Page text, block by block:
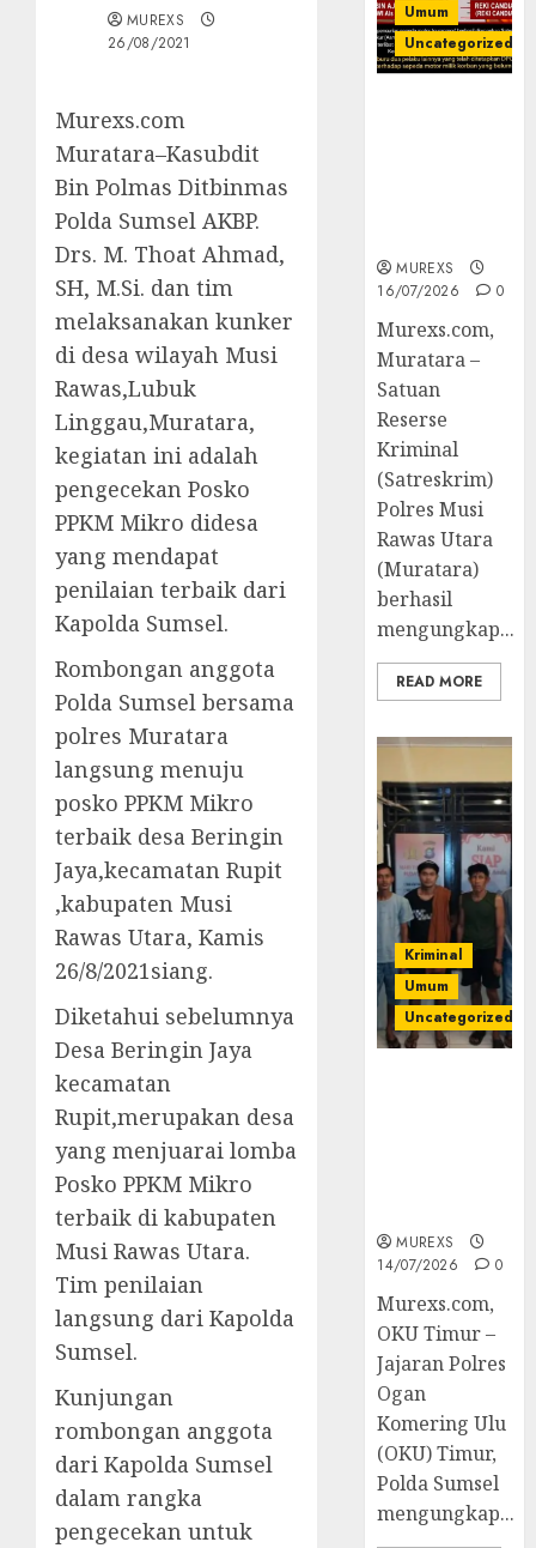
MUREXS
26/08/2021
Murexs.com
Muratara–Kasubdit
Bin Polmas Ditbinmas
Polda Sumsel AKBP.
Drs. M. Thoat Ahmad,
SH, M.Si. dan tim
melaksanakan kunker
di desa wilayah Musi
Rawas,Lubuk
Linggau,Muratara,
kegiatan ini adalah
pengecekan Posko
PPKM Mikro didesa
yang mendapat
penilaian terbaik dari
Kapolda Sumsel.
Rombongan anggota
Polda Sumsel bersama
polres Muratara
langsung menuju
posko PPKM Mikro
terbaik desa Beringin
Jaya,kecamatan Rupit
,kabupaten Musi
Rawas Utara, Kamis
26/8/2021siang.
Diketahui sebelumnya
Desa Beringin Jaya
kecamatan
Rupit,merupakan desa
yang menjuarai lomba
Posko PPKM Mikro
terbaik di kabupaten
Musi Rawas Utara.
Tim penilaian
langsung dari Kapolda
Sumsel.
Kunjungan
rombongan anggota
dari Kapolda Sumsel
dalam rangka
pengecekan untuk
Umum
Uncategorized
MUREXS
16/07/2026
0
Murexs.com,
Muratara –
Satuan
Reserse
Kriminal
(Satreskrim)
Polres Musi
Rawas Utara
(Muratara)
berhasil
mengungkap...
READ MORE
Kriminal
Umum
Uncategorized
MUREXS
14/07/2026
0
Murexs.com,
OKU Timur –
Jajaran Polres
Ogan
Komering Ulu
(OKU) Timur,
Polda Sumsel
mengungkap...